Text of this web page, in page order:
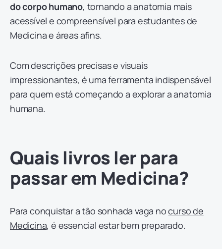
do corpo humano, tornando a anatomia mais
acessível e compreensível para estudantes de
Medicina e áreas afins.
Com descrições precisas e visuais
impressionantes, é uma ferramenta indispensável
para quem está começando a explorar a anatomia
humana.
Quais livros ler para
passar em Medicina?
Para conquistar a tão sonhada vaga nocurso de
Medicina, é essencial estar bem preparado.